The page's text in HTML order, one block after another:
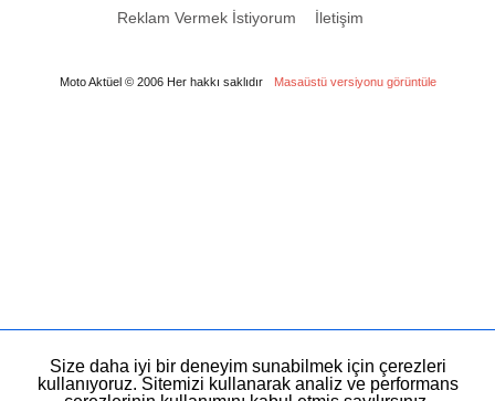
Reklam Vermek İstiyorum İletişim
Moto Aktüel © 2006 Her hakkı saklıdır Masaüstü versiyonu görüntüle
Size daha iyi bir deneyim sunabilmek için çerezleri
kullanıyoruz. Sitemizi kullanarak analiz ve performans